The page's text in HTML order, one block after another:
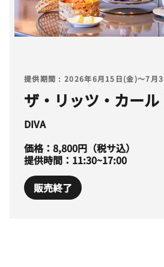
提供期間 : 2026年6月15日(金)～7月
ザ・リッツ・カー
DIVA
価格：8,800円（税サ込）
提供時間：11:30~17:00
販売終了